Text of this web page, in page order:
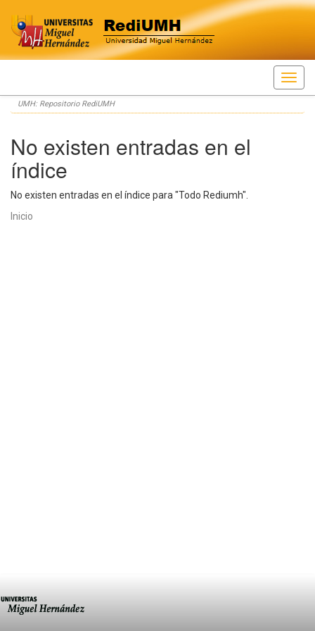
Skip
navigation
UMH: Repositorio RediUMH
No existen entradas en el
índice
No existen entradas en el índice para "Todo Rediumh".
Inicio